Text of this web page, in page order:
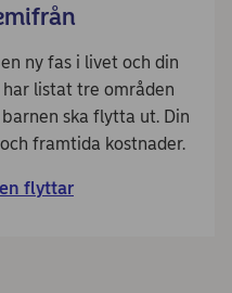
ny fas i livet och din
listat tre områden
ska flytta ut. Din
framtida kostnader.
flyttar